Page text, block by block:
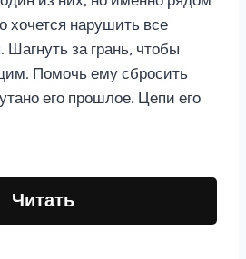
хочется нарушить все
Шагнуть за грань, чтобы
Помочь ему сбросить
его прошлое. Цепи его
Читать